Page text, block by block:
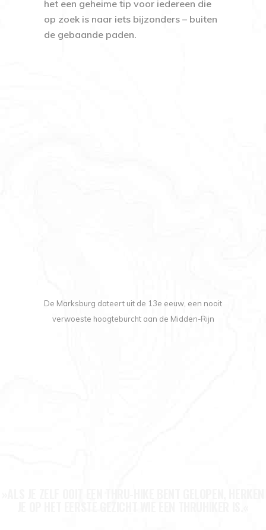
het een geheime tip voor iedereen die
op zoek is naar iets bijzonders – buiten
de gebaande paden.
De Marksburg dateert uit de 13e eeuw, een nooit
verwoeste hoogteburcht aan de Midden-Rijn